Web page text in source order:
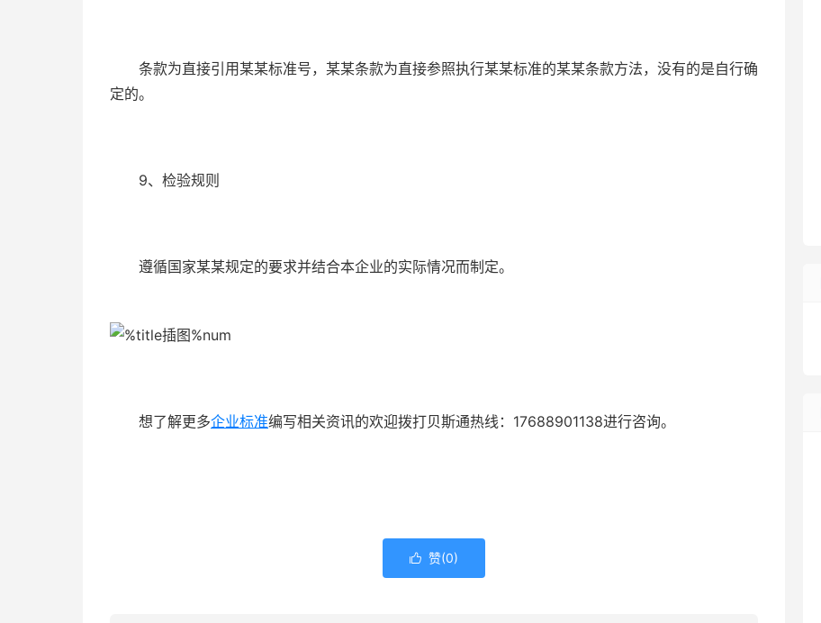
条款为直接引用某某标准号，某某条款为直接参照执行某某标准的某某条款方法，没有的是自行确
定的。
9、检验规则
遵循国家某某规定的要求并结合本企业的实际情况而制定。
想了解更多企业标准编写相关资讯的欢迎拨打贝斯通热线：17688901138进行咨询。
 赞(0)